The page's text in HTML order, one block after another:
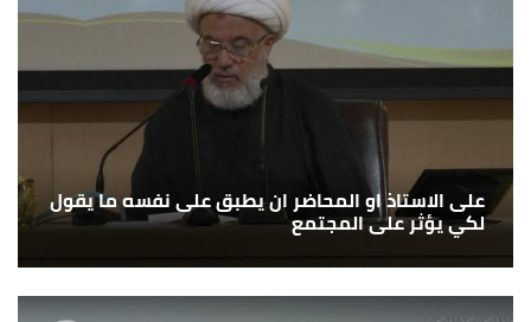
على الاستاذ او المحاضر ان يطبق على نفسه ما يقول
لكي يؤثر على المجتمع